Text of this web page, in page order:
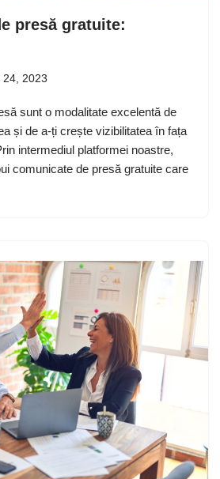
presă gratuite:
24, 2023
sunt o modalitate excelentă de
și de a-ți crește vizibilitatea în fața
intermediul platformei noastre,
comunicate de presă gratuite care